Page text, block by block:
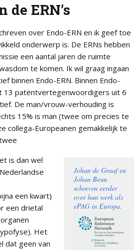
de ERN’s
over Endo-ERN en ik geef toe
onderwerp is. De ERNs hebben
een aantal jaren de ruimte
te komen. Ik wil graag ingaan
binnen Endo-ERN. Binnen Endo-
13 patëntvertegenwoordigers uit 6
De man/vrouw-verhouding is
15% is man (twee om precies te
collega-Europeanen gemakkelijk te
Johan de Graaf en
Johan Beun
schreven eerder
over hun werk als
ePAG in Europa.
is dan wel
een kwart)
een drietal
Het
dat geen van